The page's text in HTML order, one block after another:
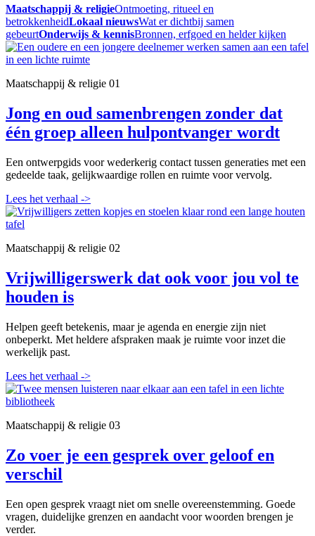
Maatschappij & religieOntmoeting, ritueel en
betrokkenheidLokaal nieuwsWat er dichtbij samen
gebeurtOnderwijs & kennisBronnen, erfgoed en helder kijken
Maatschappij & religie 01
Jong en oud samenbrengen zonder dat
één groep alleen hulpontvanger wordt
Een ontwerpgids voor wederkerig contact tussen generaties met een
gedeelde taak, gelijkwaardige rollen en ruimte voor vervolg.
Lees het verhaal ->
Maatschappij & religie 02
Vrijwilligerswerk dat ook voor jou vol te
houden is
Helpen geeft betekenis, maar je agenda en energie zijn niet
onbeperkt. Met heldere afspraken maak je ruimte voor inzet die
werkelijk past.
Lees het verhaal ->
Maatschappij & religie 03
Zo voer je een gesprek over geloof en
verschil
Een open gesprek vraagt niet om snelle overeenstemming. Goede
vragen, duidelijke grenzen en aandacht voor woorden brengen je
verder.